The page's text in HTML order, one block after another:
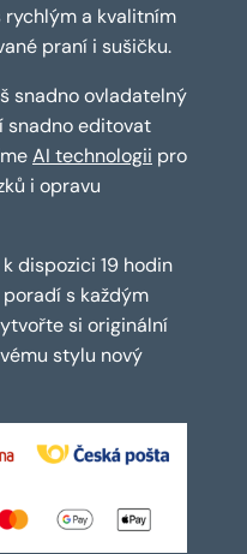
a kvalitním
praní i sušičku.
snadno ovladatelný
snadno editovat
AI technologii pro
i opravu
dispozici 19 hodin
s každým
si originální
stylu nový